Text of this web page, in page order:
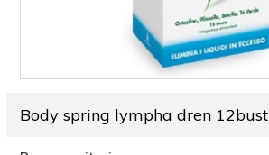
Body spring lympha dren 12bust